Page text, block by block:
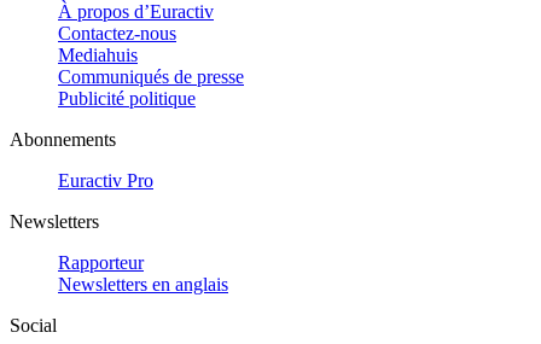
À propos d’Euractiv
Contactez-nous
Mediahuis
Communiqués de presse
Publicité politique
Abonnements
Euractiv Pro
Newsletters
Rapporteur
Newsletters en anglais
Social